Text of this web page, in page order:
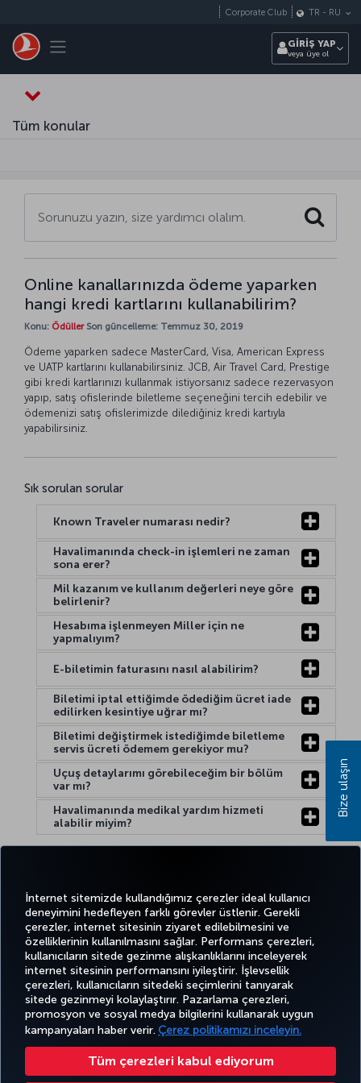
İnternet sitemizde kullandığımız çerezler ideal kullanıcı
deneyimini hedefleyen farklı görevler üstlenir. Gerekli
çerezler, internet sitesinin ziyaret edilebilmesini ve
özelliklerinin kullanılmasını sağlar. Performans çerezleri,
kullanıcıların sitede gezinme alışkanlıklarını inceleyerek
internet sitesinin performansını iyileştirir. İşlevsellik
çerezleri, kullanıcıların sitedeki seçimlerini tanıyarak
sitede gezinmeyi kolaylaştırır. Pazarlama çerezleri,
promosyon ve sosyal medya bilgilerini kullanarak uygun
kampanyaları haber verir. Çerez politikamızı inceleyin.
Tüm çerezleri kabul ediyorum
Toggle navigation
Corporate Club TR - RU
GİRİŞ YAP
veya üye ol
Tüm konular
Search
Online kanallarınızda ödeme yaparken
hangi kredi kartlarını kullanabilirim?
Konu: ÖdüllerSon güncelleme: Temmuz 30, 2019
Ödeme yaparken sadece MasterCard, Visa, American Express
ve UATP kartlarını kullanabilirsiniz. JCB, Air Travel Card, Prestige
gibi kredi kartlarınızı kullanmak istiyorsanız sadece rezervasyon
yapıp, satış ofislerinde biletleme seçeneğini tercih edebilir ve
ödemenizi satış ofislerimizde dilediğiniz kredi kartıyla
yapabilirsiniz.
Sık sorulan sorular
Known Traveler numarası nedir?
Havalimanında check-in işlemleri ne zaman
sona erer?
Mil kazanım ve kullanım değerleri neye göre
belirlenir?
Hesabıma işlenmeyen Miller için ne
yapmalıyım?
E-biletimin faturasını nasıl alabilirim?
Biletimi iptal ettiğimde ödediğim ücret iade
edilirken kesintiye uğrar mı?
Biletimi değiştirmek istediğimde biletleme
servis ücreti ödemem gerekiyor mu?
Uçuş detaylarımı görebileceğim bir bölüm
var mı?
Havalimanında medikal yardım hizmeti
alabilir miyim?
TwitterFacebook
Instagram
YoutubeLinkedIn
TiktokBlogPinterest
BİLET
AL VE
YÖNET
DENEYİM
FIRSATLAR
VE UÇUŞ
NOKTALARI
YARDIM MILES&SMILES
Bilgi Toplumu Hizmetleri Erişilebilirlik Gizlilik ve Çerez Politikası Yasal Uyarı Yolcu Hakları
Bize ulaşın